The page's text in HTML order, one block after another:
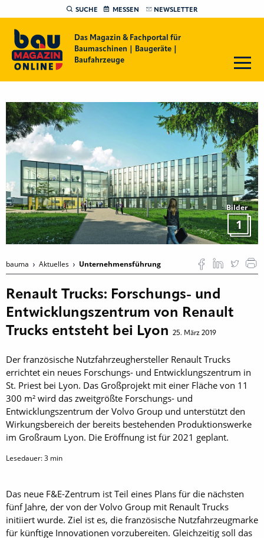
SUCHE MESSEN NEWSLETTER
Das Magazin & Fachportal für
Baumaschinen | Baugeräte |
Baufahrzeuge
Bilder
1
bauma Aktuelles Unternehmensführung
Renault Trucks: Forschungs- und
Entwicklungszentrum von Renault
Trucks entsteht bei Lyon
25. März 2019
Der französische Nutzfahrzeughersteller Renault Trucks
errichtet ein neues Forschungs- und Entwicklungszentrum in
St. Priest bei Lyon. Das Großprojekt mit einer Fläche von 11
300 m² wird das zweitgrößte Forschungs- und
Entwicklungszentrum der Volvo Group und unterstützt den
Wirkungsbereich der bereits bestehen­den Produktionswerke
im Großraum Lyon. Die Eröffnung ist für 2021 geplant.
Lesedauer:3 min
Das neue F&E-Zentrum ist Teil eines Plans für die nächsten
fünf Jahre, der von der Volvo Group mit Renault Trucks
initiiert wurde. Ziel ist es, die französische Nutzfahrzeugmarke
für künftige Innovationen vorzubereiten. Gleichzeitig soll das